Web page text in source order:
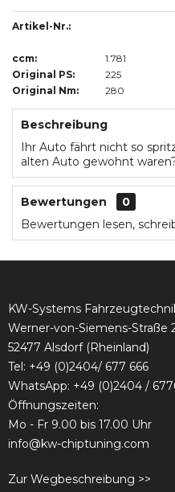
Artikel-Nr.:
ccm:
1.781
Original PS:
225
Original Nm:
280
Beschreibung
Ihr Auto fährt nicht so
alten Auto gewohnt
Bewertungen
0
Bewertungen lesen,
KW-Systems
Werner-von-Siemens-Straße
52477 Alsdorf (Rheinland)
Tel: +49 (0)2404/ 677 666
WhatsApp: +49 (0)2404 /
Öffnungszeiten:
Mo - Fr 9.00 bis 17.00 Uhr
info@kw-chiptuning.com
Zur Wegbeschreibung >>